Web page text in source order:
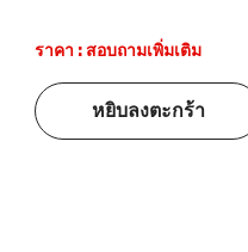
ราคา : สอบถามเพิ่มเติม
หยิบลงตะกร้า